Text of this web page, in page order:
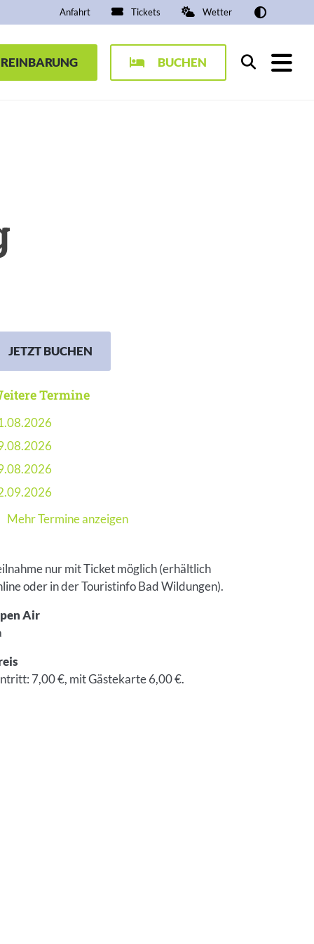
Anfahrt Tickets Wetter
BUCHEN Suchen
JETZT BUCHEN
Termine
Mehr Termine anzeigen
nur mit Ticket möglich (erhältlich
oder in der Touristinfo Bad Wildungen).
Air
7,00 €, mit Gästekarte 6,00 €.